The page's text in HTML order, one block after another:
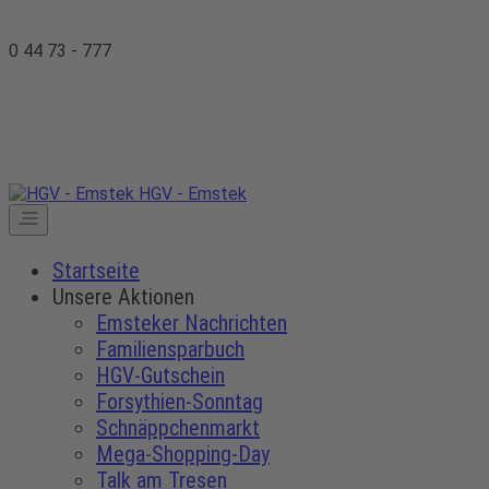
0 44 73 - 777
HGV - Emstek
Startseite
Unsere Aktionen
Emsteker Nachrichten
Familiensparbuch
HGV-Gutschein
Forsythien-Sonntag
Schnäppchenmarkt
Mega-Shopping-Day
Talk am Tresen